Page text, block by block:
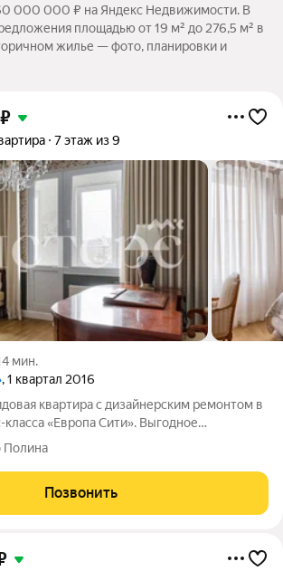
000 000 ₽ на Яндекс Недвижимости. В
площадью от 19 м² до 276,5 м² в
жилье — фото, планировки и
₽
7 этаж из 9
мин.
, 1 квартал 2016
квартира с дизайнерским ремонтом в
«Европа Сити». Выгодное
с Аптекарской набережной, с доступом к
Петроградского района.
на 7 этаже, все
Полина
Позвонить